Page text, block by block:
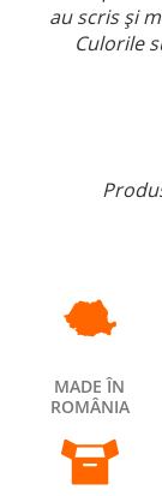
au scris și
Culorile
MADE ÎN
ROMÂNIA